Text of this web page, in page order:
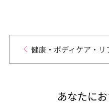
健康・ボディケア・
あなたに